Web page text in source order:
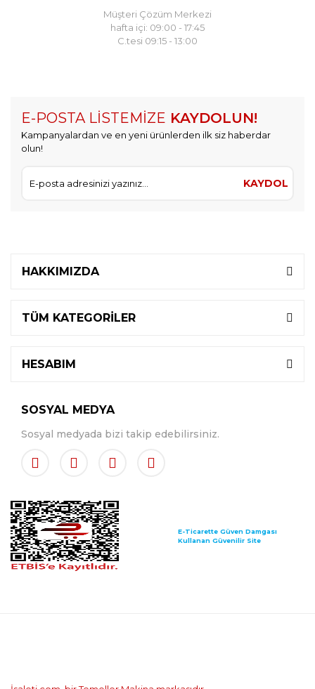
Müşteri Çözüm Merkezi
hafta içi: 09:00 - 17:45
C.tesi 09:15 - 13:00
E-POSTA LİSTEMİZE KAYDOLUN!
Kampanyalardan ve en yeni ürünlerden ilk siz haberdar
olun!
KAYDOL
HAKKIMIZDA
TÜM KATEGORİLER
HESABIM
SOSYAL MEDYA
Sosyal medyada bizi takip edebilirsiniz.
E-Ticarette Güven Damgası
Kullanan Güvenilir Site